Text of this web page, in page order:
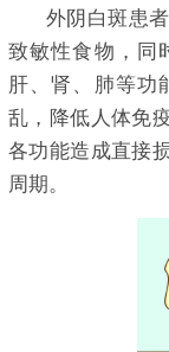
外阴白斑患者
致敏性食物，同
肝、肾、肺等功
乱，降低人体免
各功能造成直接
周期。